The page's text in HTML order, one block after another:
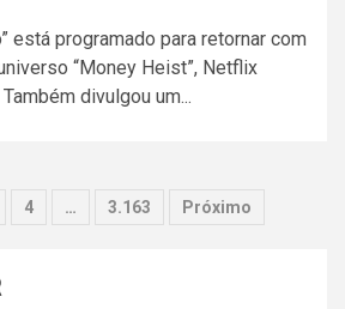
está programado para retornar com
“Money Heist”, Netflix
divulgou um...
4 … 3.163 Próximo